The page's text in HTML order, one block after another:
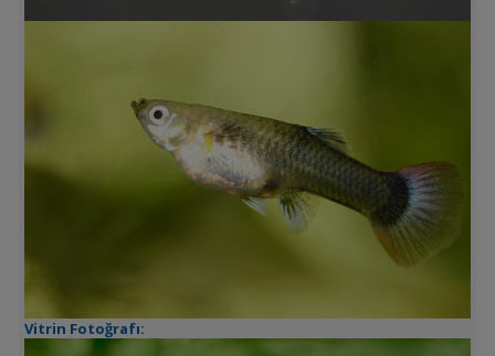
Vitrin Fotoğrafı: